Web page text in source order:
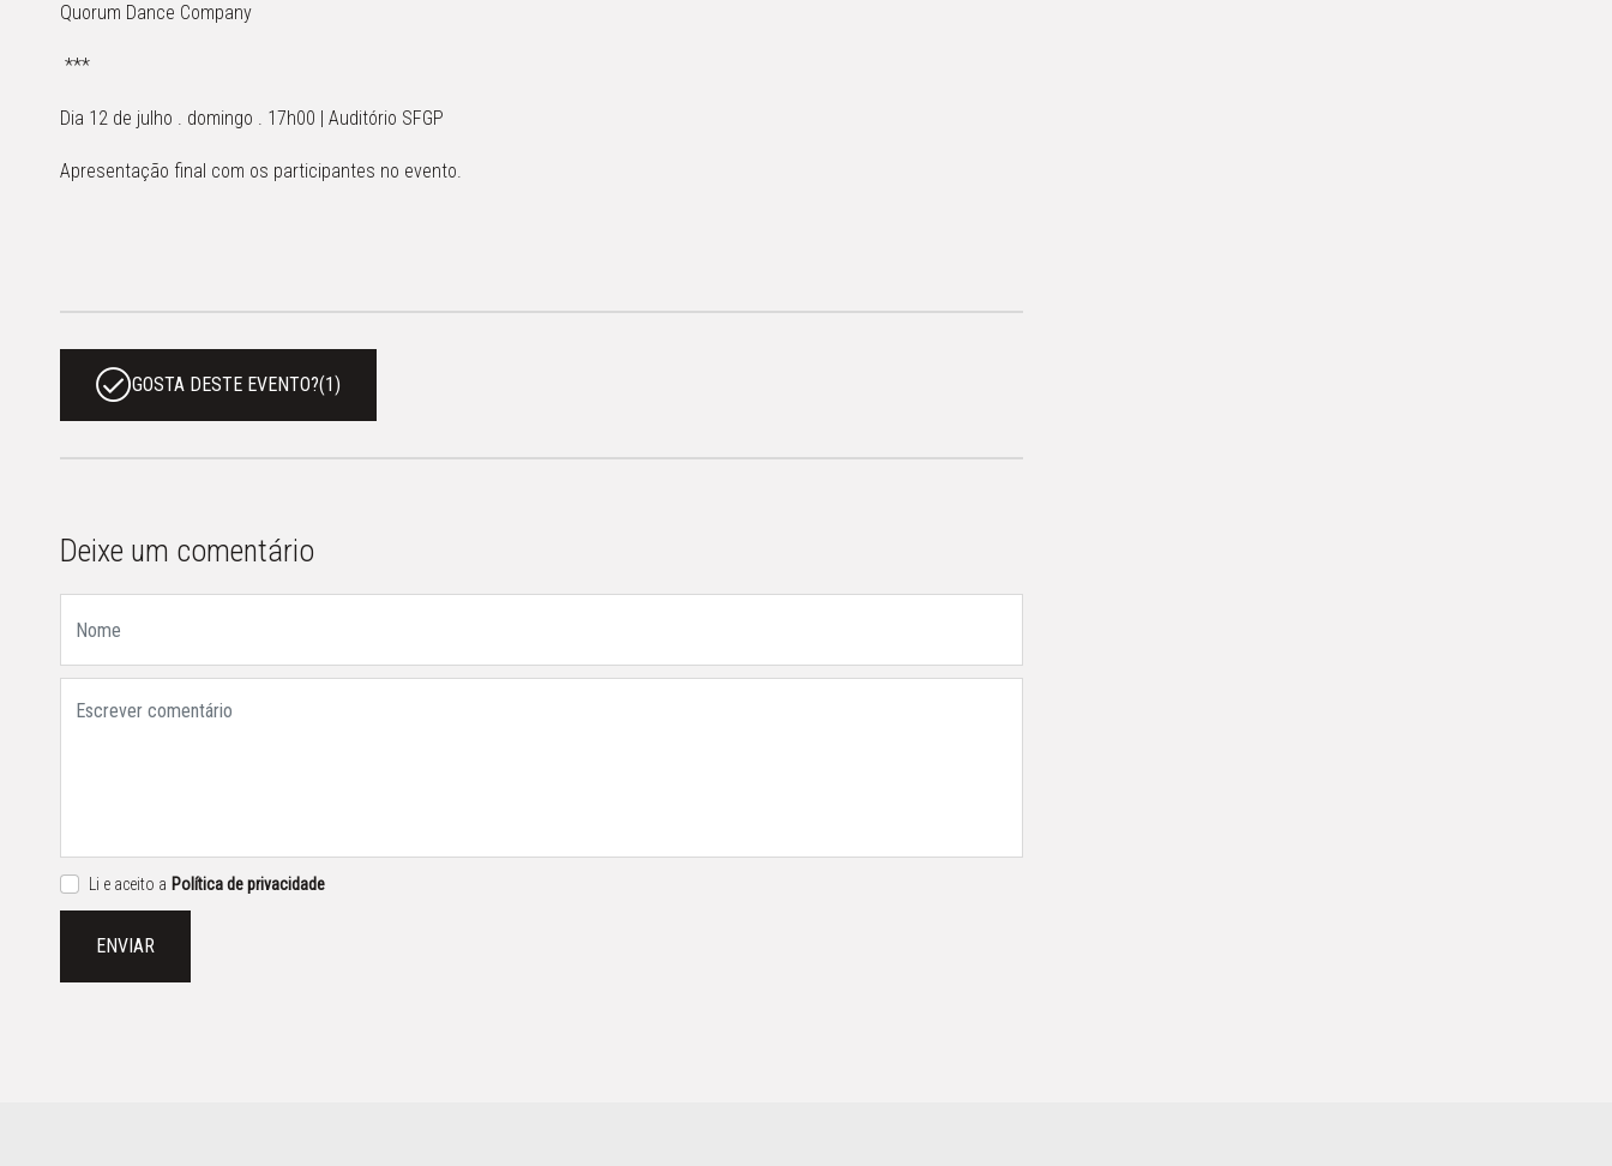
Quorum Dance Company
***
Dia 12 de julho . domingo . 17h00 | Auditório SFGP
Apresentação final com os participantes no evento.
GOSTA DESTE EVENTO?(1)
Deixe um comentário
Li e aceito a Política de privacidade
ENVIAR